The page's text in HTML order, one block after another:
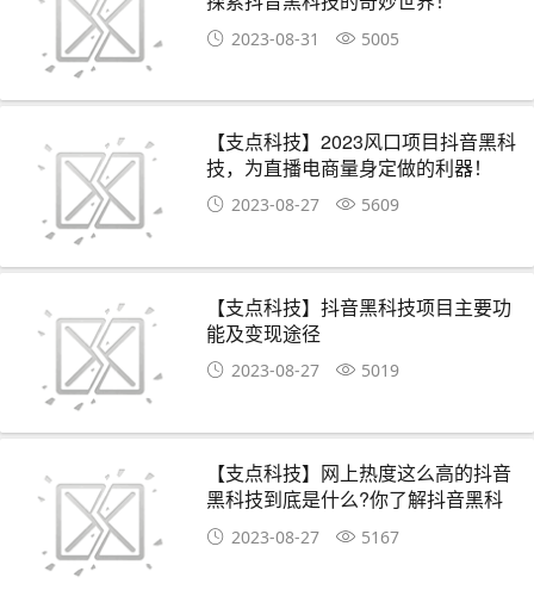
2023-08-31 5005
【支点科技】2023风口项目抖音黑科
技，为直播电商量身定做的利器！
2023-08-27 5609
【支点科技】抖音黑科技项目主要功
能及变现途径
2023-08-27 5019
【支点科技】网上热度这么高的抖音
黑科技到底是什么?你了解抖音黑科
技吗？
2023-08-27 5167